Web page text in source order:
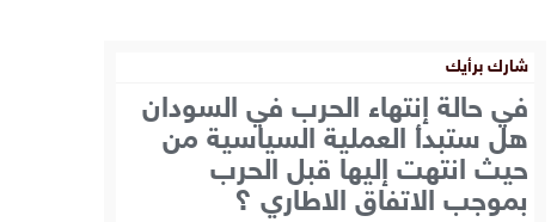
شارك برأيك
في حالة إنتهاء الحرب في السودان
هل ستبدأ العملية السياسية من
حيث انتهت إليها قبل الحرب
بموجب الاتفاق الاطاري ؟